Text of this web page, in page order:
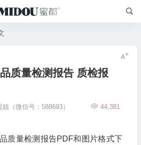
质量检测报告 质检报
姐（微信号：588693）
44,381
质量检测报告PDF和图片格式下